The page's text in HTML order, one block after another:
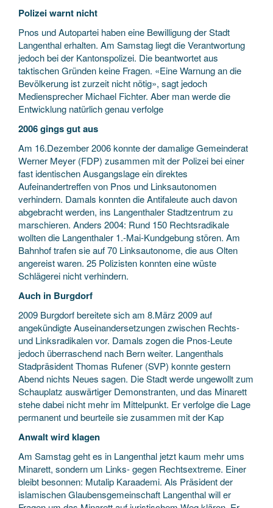
Polizei warnt nicht
Pnos und Autopartei haben eine Bewilligung der Stadt
Langenthal erhalten. Am Samstag liegt die Verantwortung
jedoch bei der Kantonspolizei. Die beantwortet aus
taktischen Gründen keine Fragen. «Eine Warnung an die
Bevölkerung ist zurzeit nicht nötig», sagt jedoch
Mediensprecher Michael Fichter. Aber man werde die
Entwicklung natürlich genau verfolge
2006 gings gut aus
Am 16.Dezember 2006 konnte der damalige Gemeinderat
Werner Meyer (FDP) zusammen mit der Polizei bei einer
fast identischen Ausgangslage ein direktes
Aufeinandertreffen von Pnos und Linksautonomen
verhindern. Damals konnten die Antifaleute auch davon
abgebracht werden, ins Langenthaler Stadtzentrum zu
marschieren. Anders 2004: Rund 150 Rechtsradikale
wollten die Langenthaler 1.-Mai-Kundgebung stören. Am
Bahnhof trafen sie auf 70 Linksautonome, die aus Olten
angereist waren. 25 Polizisten konnten eine wüste
Schlägerei nicht verhindern.
Auch in Burgdorf
2009 Burgdorf bereitete sich am 8.März 2009 auf
angekündigte Auseinandersetzungen zwischen Rechts-
und Linksradikalen vor. Damals zogen die Pnos-Leute
jedoch überraschend nach Bern weiter. Langenthals
Stadpräsident Thomas Rufener (SVP) konnte gestern
Abend nichts Neues sagen. Die Stadt werde ungewollt zum
Schauplatz auswärtiger Demonstranten, und das Minarett
stehe dabei nicht mehr im Mittelpunkt. Er verfolge die Lage
permanent und beurteile sie zusammen mit der Kap
Anwalt wird klagen
Am Samstag geht es in Langenthal jetzt kaum mehr ums
Minarett, sondern um Links- gegen Rechtsextreme. Einer
bleibt besonnen: Mutalip Karaademi. Als Präsident der
islamischen Glaubensgemeinschaft Langenthal will er